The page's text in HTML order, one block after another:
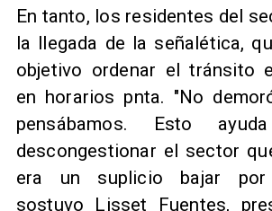
En tanto, los residentes del
la llegada de la señalética,
objetivo ordenar el tránsito
en horarios pnta. "No
pensábamos. Esto
descongestionar el sector
era un suplicio bajar
sostuvo Lisset Fuentes,